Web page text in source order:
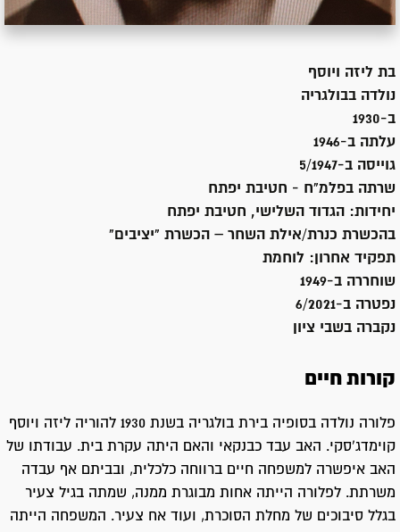
בת ליזה ויוסף
נולדה בבולגריה
ב-1930
עלתה ב-1946
גוייסה ב-5/1947
שרתה בפלמ"ח - חטיבת יפתח
יחידות:
הגדוד השלישי, חטיבת יפתח
בהכשרת כנרת/אילת השחר – הכשרת "יציבים"
תפקיד אחרון: לוחמת
שוחררה ב-1949
נפטרה ב-6/2021
נקברה בשבי ציון
קורות חיים
פלורה נולדה בסופיה בירת בולגריה בשנת 1930 להוריה ליזה ויוסף
קוימדג'סקי. האב עבד כבנקאי והאם היתה עקרת בית. עבודתו של
האב איפשרה למשפחה חיים ברווחה כלכלית, ובביתם אף עבדה
משרתת. לפלורה הייתה אחות מבוגרת ממנה, שמתה בגיל צעיר
בגלל סיבוכים של מחלת הסוכרת, ועוד אח צעיר. המשפחה הייתה